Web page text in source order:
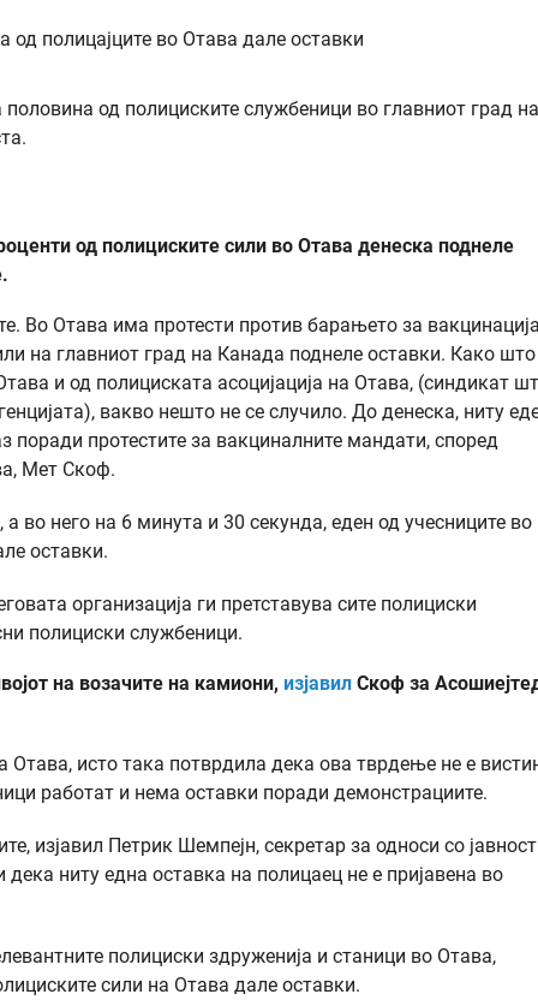
половина од полициските службеници во главниот град на
од полициските сили во Отава денеска поднеле
Во Отава има протести против барањето за
на главниот град на Канада поднеле оставки. Како
и од полициската асоцијација на Отава, (синдикат
вакво нешто не се случило. До денеска, ниту
поради протестите за вакциналните мандати, според
Мет Скоф.
, а во него на 6 минута и 30 секунда, еден од учесниците во
оставки.
организација ги претставува сите полициски
полициски службеници.
на возачите на камиони, изјавил Скоф за
Отава, исто така потврдила дека ова тврдење не е
работат и нема оставки поради демонстрациите.
изјавил Петрик Шемпејн, секретар за односи со
ниту една оставка на полицаец не е пријавена во
полициски здруженија и станици во Отава,
сили на Отава дале оставки.